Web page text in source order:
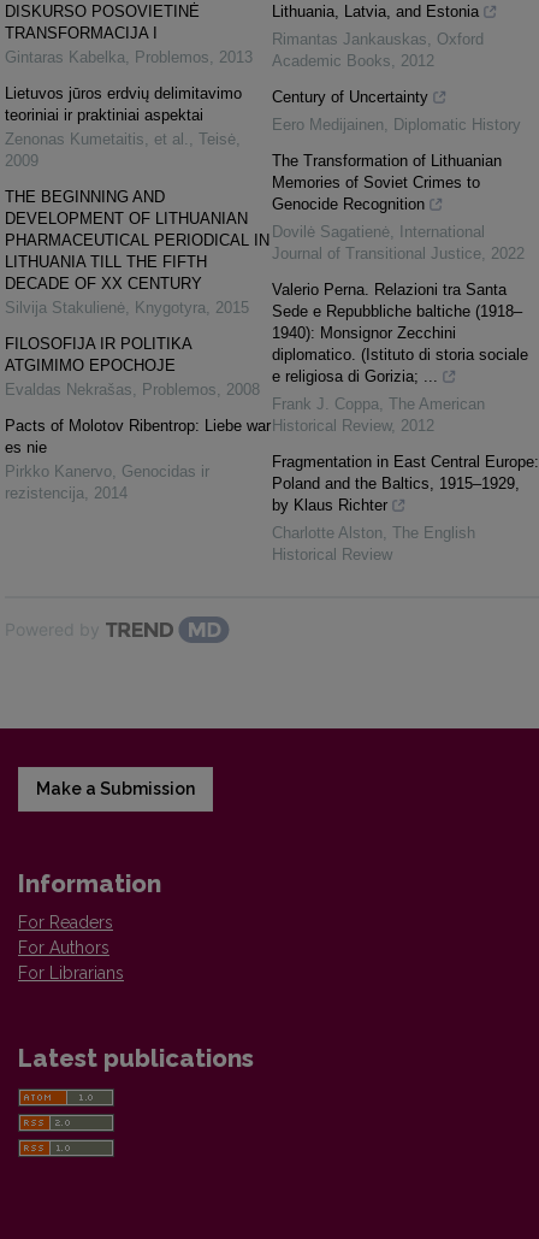
DISKURSO POSOVIETINĖ
TRANSFORMACIJA I
Gintaras Kabelka
Problemos
2013
Lietuvos jūros erdvių delimitavimo
teoriniai ir praktiniai aspektai
Zenonas Kumetaitis, et al.
Teisė
2009
THE BEGINNING AND
DEVELOPMENT OF LITHUANIAN
PHARMACEUTICAL PERIODICAL IN
LITHUANIA TILL THE FIFTH
DECADE OF XX CENTURY
Silvija Stakulienė Knygotyra
2015
FILOSOFIJA IR POLITIKA
ATGIMIMO EPOCHOJE
Evaldas Nekrašas
Problemos
2008
Pacts of Molotov Ribentrop: Liebe war
es nie
Pirkko Kanervo Genocidas ir
rezistencija
2014
Lithuania, Latvia, and Estonia
Rimantas Jankauskas
Oxford
Academic Books
2012
Century of Uncertainty
Eero Medijainen
Diplomatic History
The Transformation of Lithuanian
Memories of Soviet Crimes to
Genocide Recognition
Dovilė Sagatienė International
Journal of Transitional Justice 2022
Valerio Perna. Relazioni tra Santa
Sede e Repubbliche baltiche (1918–
1940): Monsignor Zecchini
diplomatico. (Istituto di storia sociale
e religiosa di Gorizia; ...
Frank J. Coppa The American
Historical Review, 2012
Fragmentation in East Central Europe:
Poland and the Baltics, 1915–1929,
by Klaus Richter
Charlotte Alston The English
Historical Review
Powered by
Make a Submission
Information
For Readers
For Authors
For Librarians
Latest publications